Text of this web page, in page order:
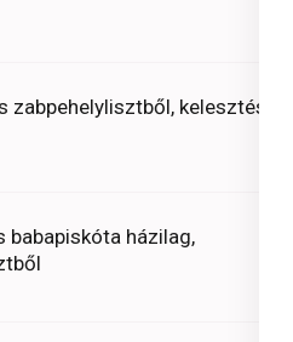
zabpehelylisztből, kelesztés
babapiskóta házilag,